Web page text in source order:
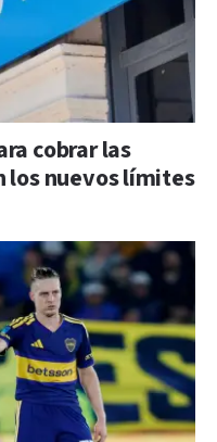
cobrar las
los nuevos límites